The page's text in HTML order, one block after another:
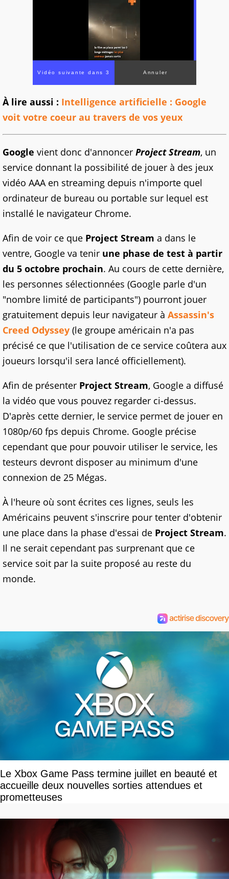
À lire aussi : Intelligence artificielle : Google
voit votre coeur au travers de vos yeux
Google vient donc d'annoncer Project Stream, un
service donnant la possibilité de jouer à des jeux
vidéo AAA en streaming depuis n'importe quel
ordinateur de bureau ou portable sur lequel est
installé le navigateur Chrome.
Afin de voir ce que Project Stream a dans le
ventre, Google va tenir une phase de test à partir
du 5 octobre prochain. Au cours de cette dernière,
les personnes sélectionnées (Google parle d'un
"nombre limité de participants") pourront jouer
gratuitement depuis leur navigateur à Assassin's
Creed Odyssey (le groupe américain n'a pas
précisé ce que l'utilisation de ce service coûtera aux
joueurs lorsqu'il sera lancé officiellement).
Afin de présenter Project Stream, Google a diffusé
la vidéo que vous pouvez regarder ci-dessus.
D'après cette dernier, le service permet de jouer en
1080p/60 fps depuis Chrome. Google précise
cependant que pour pouvoir utiliser le service, les
testeurs devront disposer au minimum d'une
connexion de 25 Mégas.
À l'heure où sont écrites ces lignes, seuls les
Américains peuvent s'inscrire pour tenter d'obtenir
une place dans la phase d'essai de Project Stream.
Il ne serait cependant pas surprenant que ce
service soit par la suite proposé au reste du
monde.
Le Xbox Game Pass termine juillet en beauté et
accueille deux nouvelles sorties attendues et
prometteuses